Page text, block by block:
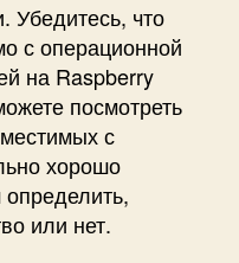
что
с операционной
на Raspberry
посмотреть
с
хорошо
или нет.